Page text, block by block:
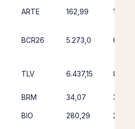
ARTE 162,99
BCR26 5.273,0
TLV 6.437,15
BRM 34,07 39,96
BIO 280,29